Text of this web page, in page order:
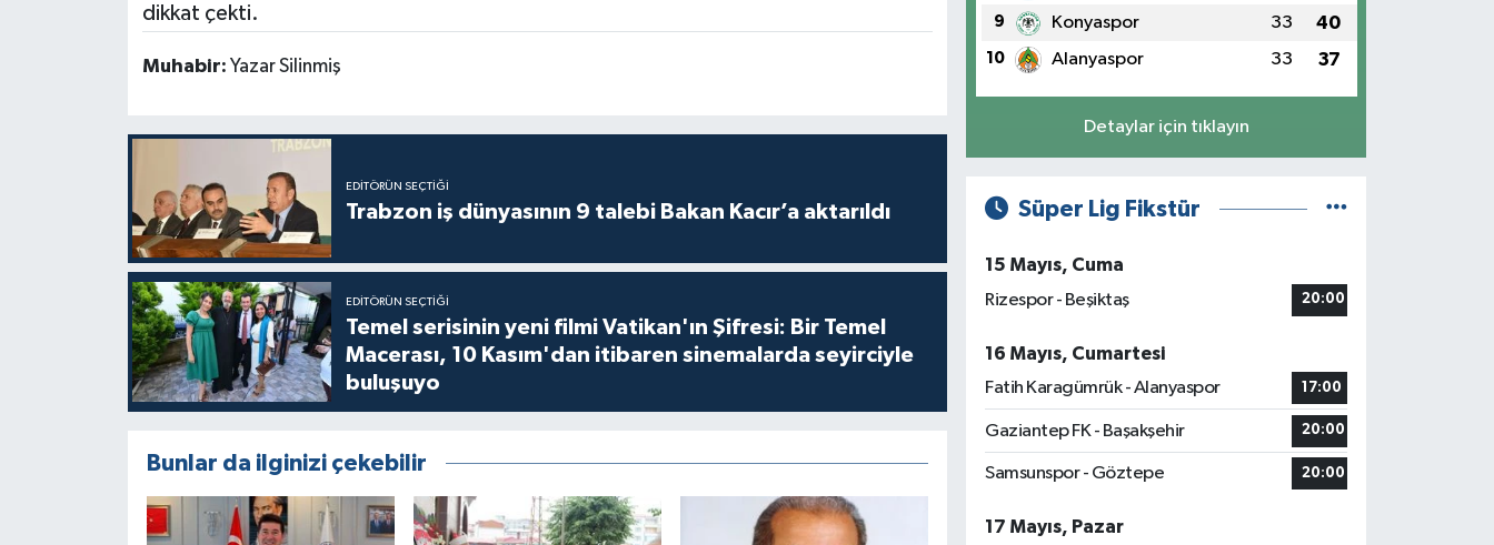
dikkat çekti.
Muhabir: Yazar Silinmiş
EDITÖRÜN SEÇTIĞI
Trabzon iş dünyasının 9 talebi Bakan Kacır’a aktarıldı
EDITÖRÜN SEÇTIĞI
Temel serisinin yeni filmi Vatikan'ın Şifresi: Bir Temel
Macerası, 10 Kasım'dan itibaren sinemalarda seyirciyle
buluşuyo
Bunlar da ilginizi çekebilir
9 Konyaspor 33 40
10 Alanyaspor 33 37
Detaylar için tıklayın
Süper Lig Fikstür
15 Mayıs, Cuma
Rizespor - Beşiktaş
20:00
16 Mayıs, Cumartesi
Fatih Karagümrük - Alanyaspor
17:00
Gaziantep FK - Başakşehir 20:00
Samsunspor - Göztepe 20:00
17 Mayıs, Pazar